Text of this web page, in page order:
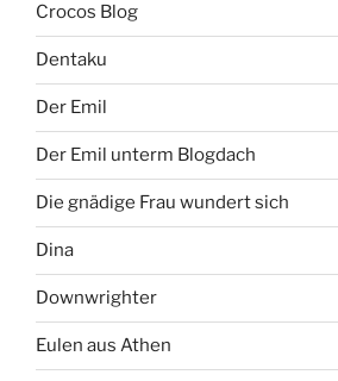
Crocos Blog
Dentaku
Der Emil
Der Emil unterm Blogdach
Die gnädige Frau wundert sich
Dina
Downwrighter
Eulen aus Athen